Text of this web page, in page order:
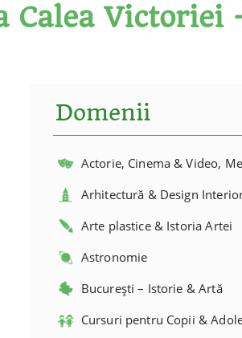
Calea Victoriei
Domenii
Actorie, Cinema & Video,
Arhitectură & Design
Arte plastice & Istoria Artei
Astronomie
București – Istorie & Artă
Cursuri pentru Copii &